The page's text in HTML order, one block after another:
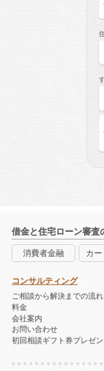
借金と住宅ローン審査
消費者金融 カー
コンサルティング
ご相談から解決までの流れ
料金
会社案内
お問い合わせ
初回相談ギフト券プレゼン